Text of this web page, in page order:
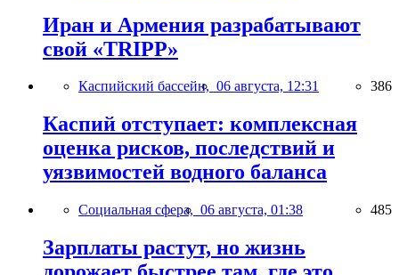
Иран и Армения разрабатывают
свой «TRIPP»
Каспийский бассейн, 06 августа, 12:31 386
Каспий отступает: комплексная
оценка рисков, последствий и
уязвимостей водного баланса
Социальная сфера, 06 августа, 01:38 485
Зарплаты растут, но жизнь